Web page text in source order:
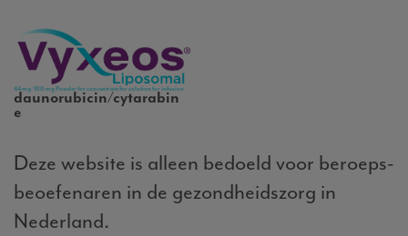
content
44 mg/100 mg Powder for concentrate for solution for infusion
daunorubicin/cytarabin
e
Deze website is alleen bedoeld voor beroeps-
beoefenaren in de gezondheidszorg in
Nederland.